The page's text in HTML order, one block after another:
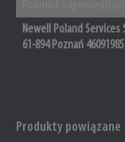
Newell Poland Services
61-894 Poznań
Produkty powiązane